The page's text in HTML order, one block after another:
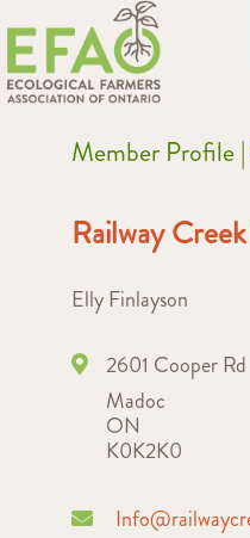
Member Profile
Railway
Elly Finlayson
2601 Cooper Rd
Madoc
ON
K0K2K0